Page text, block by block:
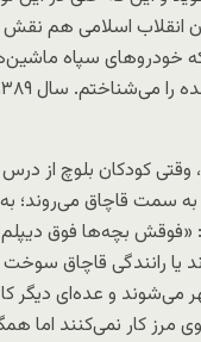
انقلاب اسلامی هم نقش
سپاه
وقتی کودکان بلوچ از
سمت قاچاق می‌روند؛ به
بچه‌ها فوق دیپلم
رانندگی قاچاق سوخت
می‌شوند و عده‌ای دیگر
کار نمی‌کنند اما